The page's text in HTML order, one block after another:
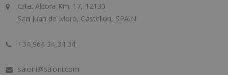
Crta. Alcora Km. 17, 12130
San Juan de Moró, Castellón, SPAIN
+34 964 34 34 34
saloni@saloni.com